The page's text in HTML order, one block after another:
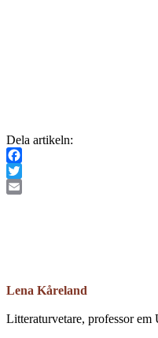
Dela artikeln:
Facebook
Twitter
Lena Kåreland
Litteraturvetare, professor